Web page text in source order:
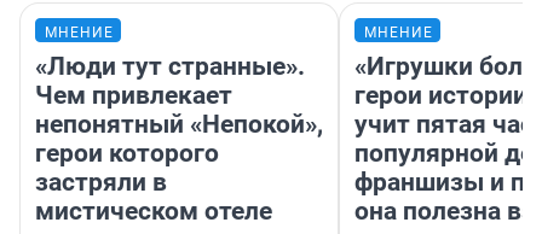
МНЕНИЕ
«Люди тут странные».
Чем привлекает
непонятный «Непокой»,
герои которого
застряли в
мистическом отеле
МНЕНИЕ
«Игрушки
герои
учит пятая
популярной
франшизы и
она полезна